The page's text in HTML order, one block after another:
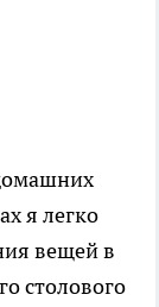
я легко
вещей в
столового